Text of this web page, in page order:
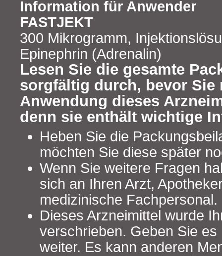
Information für Anwender
FASTJEKT
300 Mikrogramm,
Epinephrin (Adrenalin)
Lesen Sie die gesamte
sorgfältig durch, bevor Sie
Anwendung dieses
denn sie enthält wichtige
Heben Sie die
möchten Sie diese später
Wenn Sie weitere Fragen
sich an Ihren Arzt,
medizinische Fachpersonal.
Dieses Arzneimittel wurde
verschrieben. Geben Sie es
weiter. Es kann anderen